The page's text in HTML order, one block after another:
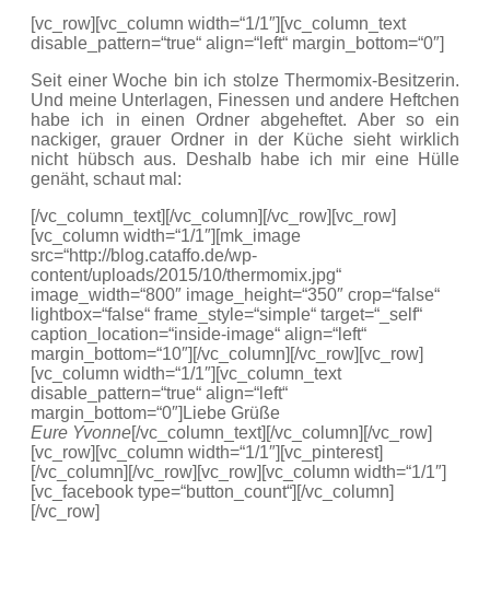
[vc_row][vc_column width=“1/1″][vc_column_text
disable_pattern=“true“ align=“left“ margin_bottom=“0″]
Seit einer Woche bin ich stolze Thermomix-Besitzerin.
Und meine Unterlagen, Finessen und andere Heftchen
habe ich in einen Ordner abgeheftet. Aber so ein
nackiger, grauer Ordner in der Küche sieht wirklich
nicht hübsch aus. Deshalb habe ich mir eine Hülle
genäht, schaut mal:
[/vc_column_text][/vc_column][/vc_row][vc_row]
[vc_column width=“1/1″][mk_image
src=“http://blog.cataffo.de/wp-
content/uploads/2015/10/thermomix.jpg“
image_width=“800″ image_height=“350″ crop=“false“
lightbox=“false“ frame_style=“simple“ target=“_self“
caption_location=“inside-image“ align=“left“
margin_bottom=“10″][/vc_column][/vc_row][vc_row]
[vc_column width=“1/1″][vc_column_text
disable_pattern=“true“ align=“left“
margin_bottom=“0″]Liebe Grüße
Eure Yvonne[/vc_column_text][/vc_column][/vc_row]
[vc_row][vc_column width=“1/1″][vc_pinterest]
[/vc_column][/vc_row][vc_row][vc_column width=“1/1″]
[vc_facebook type=“button_count“][/vc_column]
[/vc_row]